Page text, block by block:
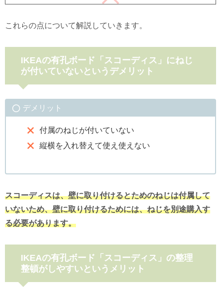
これらの点について解説していきます。
IKEAの有孔ボード「スコーディス」にねじ
が付いていないというデメリット
デメリット
付属のねじが付いていない
縦横を入れ替えて使え使えない
スコーディスは、壁に取り付けるとためのねじは付属して
いないため、壁に取り付けるためには、ねじを別途購入す
る必要があります。
IKEAの有孔ボード「スコーディス」の整理
整頓がしやすいというメリット